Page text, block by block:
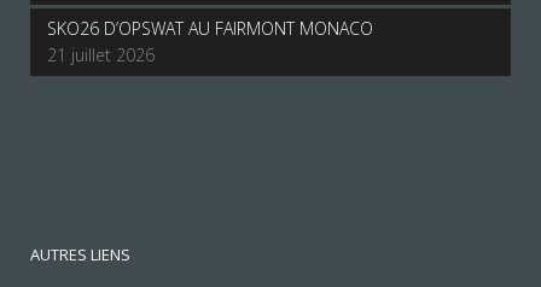
SKO26 D’OPSWAT AU FAIRMONT MONACO
21 juillet 2026
AUTRES LIENS